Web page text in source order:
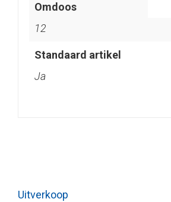
Omdoos
12
Standaard artikel
Ja
Uitverkoop